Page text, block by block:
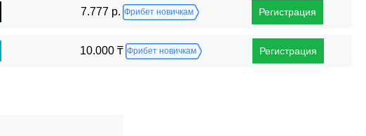
7.777 р. Фрибет новичкам Регистрация
10.000 ₸ Фрибет новичкам Регистрация